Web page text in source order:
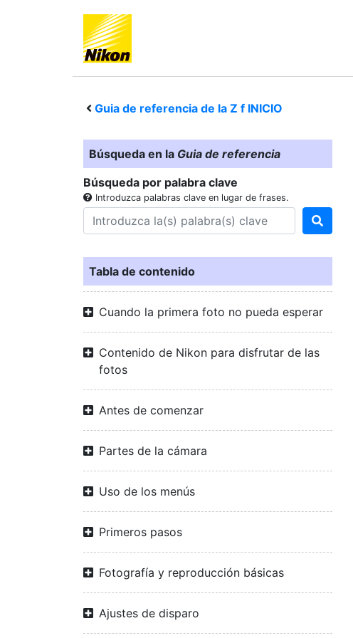
Guia de referencia de la Z f INICIO
Búsqueda en la Guia de referencia
Búsqueda por palabra clave
Introduzca palabras clave en lugar de frases.
Tabla de contenido
Cuando la primera foto no pueda esperar
Contenido de Nikon para disfrutar de las
fotos
Antes de comenzar
Partes de la cámara
Uso de los menús
Primeros pasos
Fotografía y reproducción básicas
Ajustes de disparo